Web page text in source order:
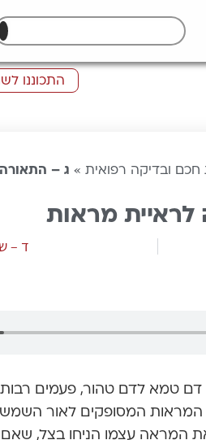
התכוננו
ובדיקה רפואית » ג –
מראות
ד –
דם טמא לדם טהור, פעמים רבות
המראות המסופקים לאור
את המראה עצמו הניחו בצל,